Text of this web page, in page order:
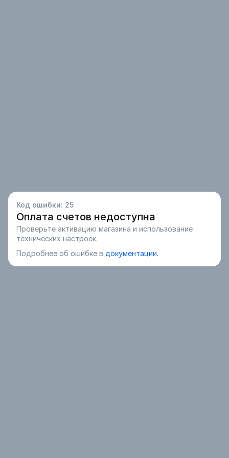
Код ошибки: 25
Оплата счетов недоступна
Проверьте активацию магазина и использование
технических настроек.
Подробнее об ошибке в документации.